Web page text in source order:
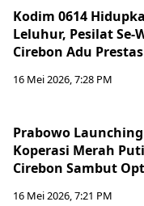
Kodim 0614
Leluhur, Pesilat Se-
Cirebon Adu
16 Mei 2026, 7:28 PM
Prabowo
Koperasi Merah
Cirebon Sambut
16 Mei 2026, 7:21 PM